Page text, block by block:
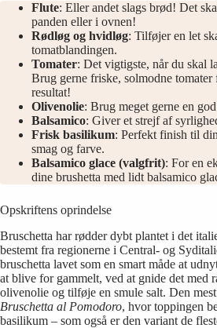
Flute: Eller andet slags brød! Det
panden eller i ovnen!
Rødløg og hvidløg: Tilføjer en let
tomatblandingen.
Tomater: Det vigtigste, når du skal
Brug gerne friske, solmodne tomater
resultat!
Olivenolie: Brug meget gerne en
Balsamico: Giver et strejf af
Frisk basilikum: Perfekt finish til
smag og farve.
Balsamico glace (valgfrit): For en
dine brushetta med lidt balsamico
Opskriftens oprindelse
Bruschetta har rødder dybt plantet i det
bestemt fra regionerne i Central- og
bruschetta lavet som en smart måde at
at blive for gammelt, ved at gnide det med
olivenolie og tilføje en smule salt. Den
Bruschetta al Pomodoro, hvor toppingen
basilikum – som også er den variant de